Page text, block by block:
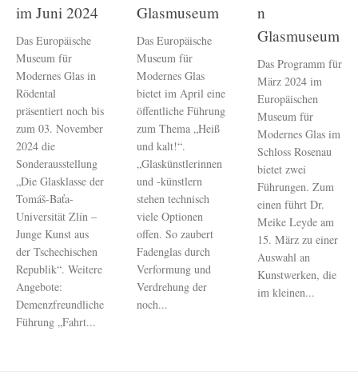
im Juni 2024
Das Europäische
Museum für
Modernes Glas in
Rödental
präsentiert noch bis
zum 03. November
2024 die
Sonderausstellung
„Die Glasklasse der
Tomáš-Baťa-
Universität Zlín –
Junge Kunst aus
der Tschechischen
Republik“. Weitere
Angebote:
Demenzfreundliche
Führung „Fahrt...
Glasmuseum
Das Europäische
Museum für
Modernes Glas
bietet im April eine
öffentliche Führung
zum Thema „Heiß
und kalt!“.
„Glaskünstlerinnen
und -künstlern
stehen technisch
viele Optionen
offen. So zaubert
Fadenglas durch
Verformung und
Verdrehung der
noch...
n
Glasmuseum
Das Programm für
März 2024 im
Europäischen
Museum für
Modernes Glas im
Schloss Rosenau
bietet zwei
Führungen. Zum
einen führt Dr.
Meike Leyde am
15. März zu einer
Auswahl an
Kunstwerken, die
im kleinen...